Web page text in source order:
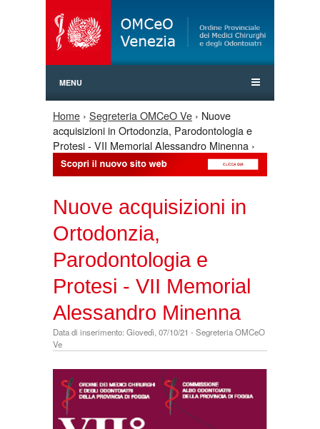
MENU
Tu sei qui
Home › Segreteria OMCeO Ve › Nuove
acquisizioni in Ortodonzia, Parodontologia e
Protesi - VII Memorial Alessandro Minenna ›
Nuove acquisizioni in
Ortodonzia,
Parodontologia e
Protesi - VII Memorial
Alessandro Minenna
Data di inserimento: Giovedì, 07/10/21 - Segreteria OMCeO
Ve